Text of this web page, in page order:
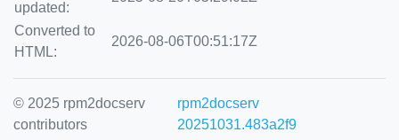
updated:
Converted to
HTML:
2026-08-06T00:51:17Z
© 2025 rpm2docserv
contributors
rpm2docserv
20251031.483a2f9